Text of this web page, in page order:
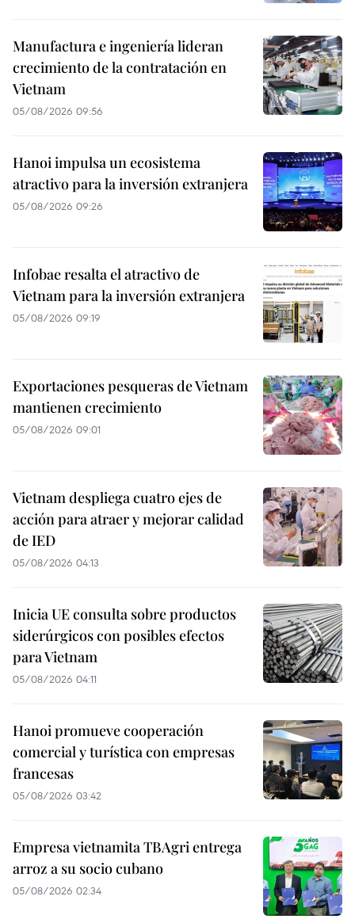
Manufactura e ingeniería lideran
crecimiento de la contratación en
Vietnam
05/08/2026 09:56
Hanoi impulsa un ecosistema
atractivo para la inversión extranjera
05/08/2026 09:26
Infobae resalta el atractivo de
Vietnam para la inversión extranjera
05/08/2026 09:19
Exportaciones pesqueras de Vietnam
mantienen crecimiento
05/08/2026 09:01
Vietnam despliega cuatro ejes de
acción para atraer y mejorar calidad
de IED
05/08/2026 04:13
Inicia UE consulta sobre productos
siderúrgicos con posibles efectos
para Vietnam
05/08/2026 04:11
Hanoi promueve cooperación
comercial y turística con empresas
francesas
05/08/2026 03:42
Empresa vietnamita TBAgri entrega
arroz a su socio cubano
05/08/2026 02:34